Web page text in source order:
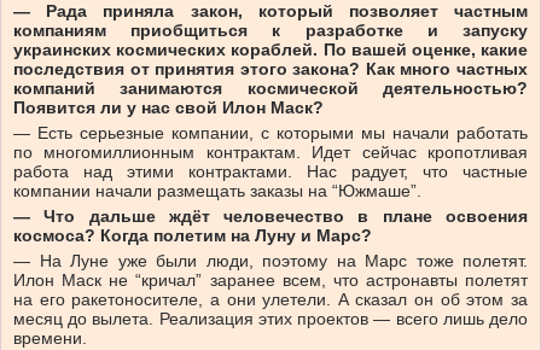
— Рада приняла закон, который позволяет частным
компаниям приобщиться к разработке и запуску
украинских космических кораблей. По вашей оценке, какие
последствия от принятия этого закона? Как много частных
компаний занимаются космической деятельностью?
Появится ли у нас свой Илон Маск?
— Есть серьезные компании, с которыми мы начали работать
по многомиллионным контрактам. Идет сейчас кропотливая
работа над этими контрактами. Нас радует, что частные
компании начали размещать заказы на “Южмаше”.
— Что дальше ждёт человечество в плане освоения
космоса? Когда полетим на Луну и Марс?
— На Луне уже были люди, поэтому на Марс тоже полетят.
Илон Маск не “кричал” заранее всем, что астронавты полетят
на его ракетоносителе, а они улетели. А сказал он об этом за
месяц до вылета. Реализация этих проектов — всего лишь дело
времени.